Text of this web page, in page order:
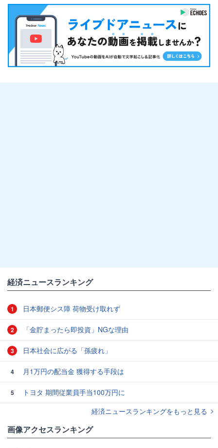
経済ニュースランキング
1 日本郵便シス障 荷物受け取れず
2 「金貯まったら即投資」NGな理由
3 日本社会に広がる「孫疲れ」
4 月1万円の配当金 獲得する手段は
5
トヨタ 期間従業員手当100万円に
経済ニュースランキングをもっと見る
画像アクセスランキング